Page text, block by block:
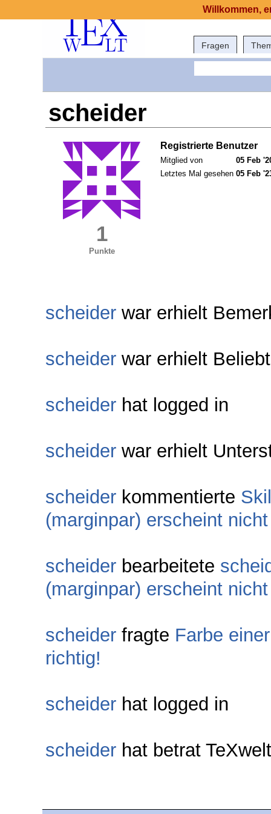
Fragen
scheider
1
Punkte
Registrierte Benutzer
Mitglied von
05 Feb
Letztes Mal gesehen 05 Feb
scheider war erhielt
scheider war erhielt
scheider hat logged in
scheider war erhielt
scheider kommentierte
(marginpar) erscheint
scheider bearbeitete
(marginpar) erscheint
scheider fragte Farbe
richtig!
scheider hat logged in
scheider hat betrat
Willkommen,